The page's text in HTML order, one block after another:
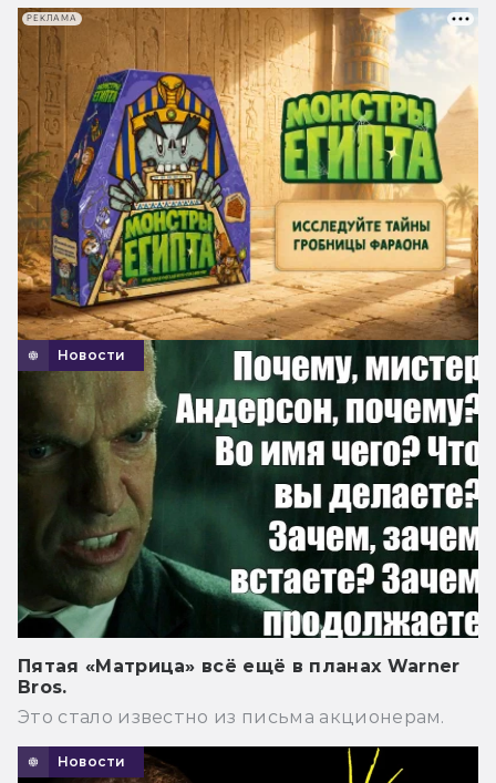
Новости
Пятая «Матрица» всё ещё в планах Warner
Bros.
Это стало известно из письма акционерам.
Новости
РЕКЛАМА